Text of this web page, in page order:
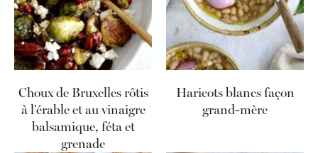
Choux de Bruxelles rôtis
à l’érable et au vinaigre
balsamique, féta et
grenade
Haricots blancs façon
grand-mère